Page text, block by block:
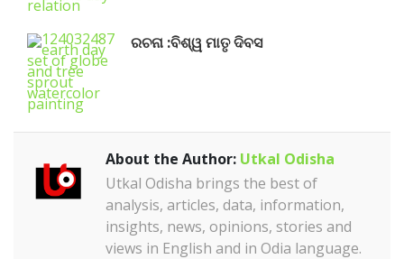
ରଚନା :ବିଶ୍ୱ ମାତୃ ଦିବସ
About the Author: Utkal Odisha
Utkal Odisha brings the best of
analysis, articles, data, information,
insights, news, opinions, stories and
views in English and in Odia language.